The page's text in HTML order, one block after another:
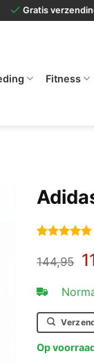
Gratis
Fitness
4.86 op 5
gebaseerd
144,95
Op